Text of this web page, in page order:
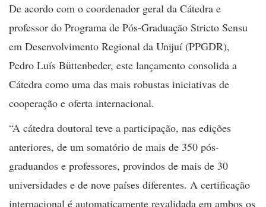
De acordo com o coordenador geral da Cátedra e
professor do Programa de Pós-Graduação Stricto Sensu
em Desenvolvimento Regional da Unijuí (PPGDR),
Pedro Luís Büttenbeder, este lançamento consolida a
Cátedra como uma das mais robustas iniciativas de
cooperação e oferta internacional.
“A cátedra doutoral teve a participação, nas edições
anteriores, de um somatório de mais de 350 pós-
graduandos e professores, provindos de mais de 30
universidades e de nove países diferentes. A certificação
internacional é automaticamente revalidada em ambos os